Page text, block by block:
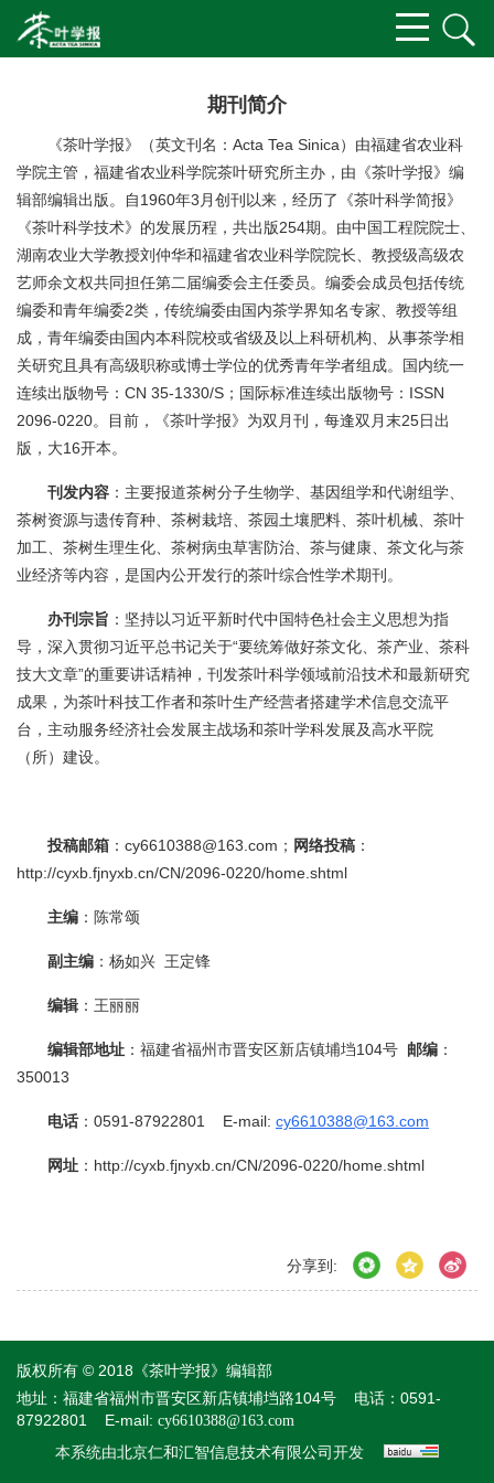
期刊简介
《茶叶学报》（英文刊名：Acta Tea Sinica）由福建省农业科
学院主管，福建省农业科学院茶叶研究所主办，由《茶叶学报》编
辑部编辑出版。自1960年3月创刊以来，经历了《茶叶科学简报》
《茶叶科学技术》的发展历程，共出版254期。由中国工程院院士、
湖南农业大学教授刘仲华和福建省农业科学院院长、教授级高级农
艺师余文权共同担任第二届编委会主任委员。编委会成员包括传统
编委和青年编委2类，传统编委由国内茶学界知名专家、教授等组
成，青年编委由国内本科院校或省级及以上科研机构、从事茶学相
关研究且具有高级职称或博士学位的优秀青年学者组成。国内统一
连续出版物号：CN 35-1330/S；国际标准连续出版物号：ISSN
2096-0220。目前，《茶叶学报》为双月刊，每逢双月末25日出
版，大16开本。
刊发内容 ：主要报道茶树分子生物学、基因组学和代谢组学、
茶树资源与遗传育种、茶树栽培、茶园土壤肥料、茶叶机械、茶叶
加工、茶树生理生化、茶树病虫草害防治、茶与健康、茶文化与茶
业经济等内容，是国内公开发行的茶叶综合性学术期刊。
办刊宗旨 ：坚持以习近平新时代中国特色社会主义思想为指
导，深入贯彻习近平总书记关于“要统筹做好茶文化、茶产业、茶科
技大文章”的重要讲话精神，刊发茶叶科学领域前沿技术和最新研究
成果，为茶叶科技工作者和茶叶生产经营者搭建学术信息交流平
台，主动服务经济社会发展主战场和茶叶学科发展及高水平院
（所）建设。
投稿邮箱 ：cy6610388@163.com； 网络投稿 ：
http://cyxb.fjnyxb.cn/CN/2096-0220/home.shtml
主编 ：陈常颂
副主编 ：杨如兴 王定锋
编辑 ：王丽丽
编辑部地址 ：福建省福州市晋安区新店镇埔垱104号 邮编 ：
350013
电话 ：0591-87922801 E-mail: cy6610388@163.com
网址 ：http://cyxb.fjnyxb.cn/CN/2096-0220/home.shtml
分享到:
版权所有 © 2018《茶叶学报》编辑部
地址：福建省福州市晋安区新店镇埔垱路104号
电话：0591-
87922801
E-mail: cy6610388@163.com
本系统由北京仁和汇智信息技术有限公司 开发